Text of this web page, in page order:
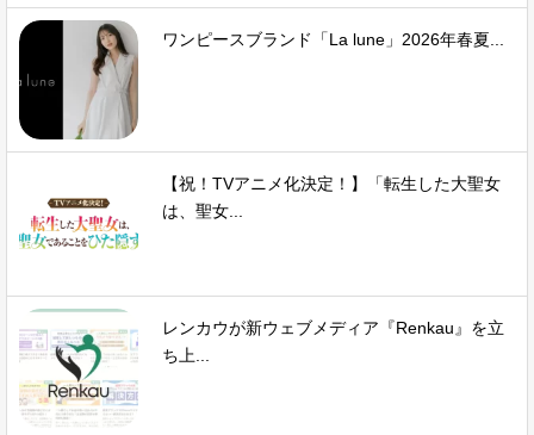
ワンピースブランド「La lune」2026年春夏...
【祝！TVアニメ化決定！】「転生した大聖女
は、聖女...
レンカウが新ウェブメディア『Renkau』を立
ち上...